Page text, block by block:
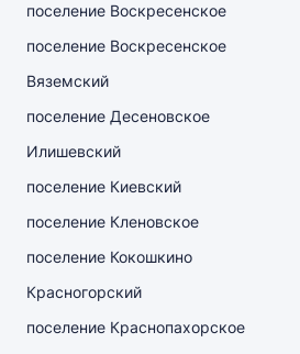
поселение Воскресенское
поселение Воскресенское
Вяземский
поселение Десеновское
Илишевский
поселение Киевский
поселение Кленовское
поселение Кокошкино
Красногорский
поселение Краснопахорское